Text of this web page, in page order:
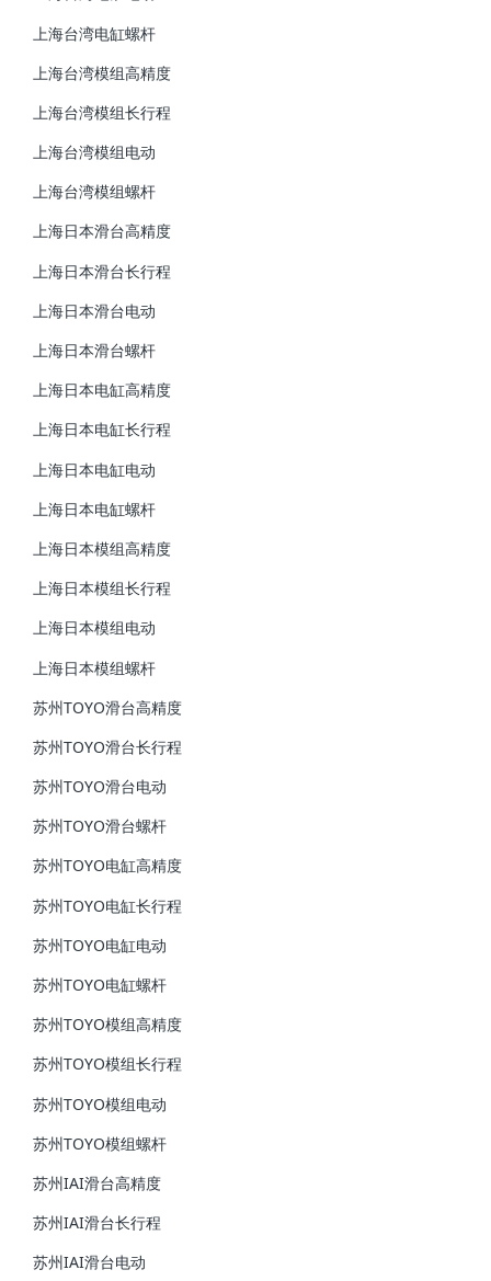
上海台湾电缸螺杆
上海台湾模组高精度
上海台湾模组长行程
上海台湾模组电动
上海台湾模组螺杆
上海日本滑台高精度
上海日本滑台长行程
上海日本滑台电动
上海日本滑台螺杆
上海日本电缸高精度
上海日本电缸长行程
上海日本电缸电动
上海日本电缸螺杆
上海日本模组高精度
上海日本模组长行程
上海日本模组电动
上海日本模组螺杆
苏州TOYO滑台高精度
苏州TOYO滑台长行程
苏州TOYO滑台电动
苏州TOYO滑台螺杆
苏州TOYO电缸高精度
苏州TOYO电缸长行程
苏州TOYO电缸电动
苏州TOYO电缸螺杆
苏州TOYO模组高精度
苏州TOYO模组长行程
苏州TOYO模组电动
苏州TOYO模组螺杆
苏州IAI滑台高精度
苏州IAI滑台长行程
苏州IAI滑台电动